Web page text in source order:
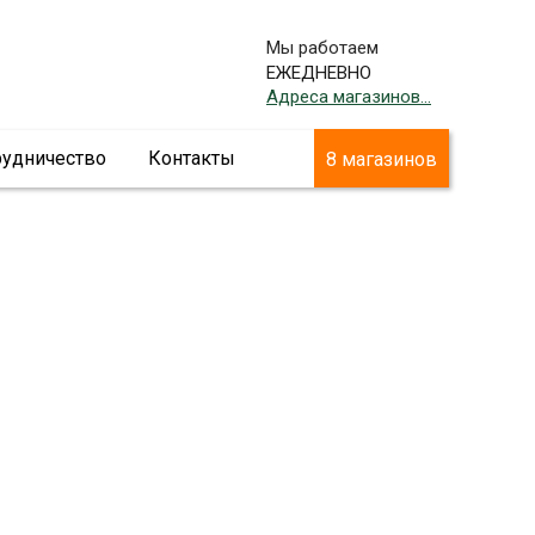
Мы работаем
ЕЖЕДНЕВНО
Адреса магазинов...
Контакты 8 магазинов